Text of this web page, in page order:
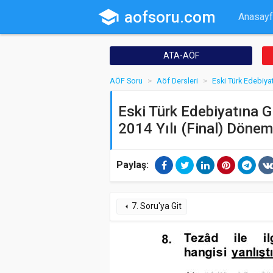
school aofsoru.com
ATA-AÖF
AÖF Soru Aöf Dersleri Eski Türk
Eski Türk Edebiyatına
2014 Yılı (Final)
Paylaş:
arrow_left 7. Soru'ya Git